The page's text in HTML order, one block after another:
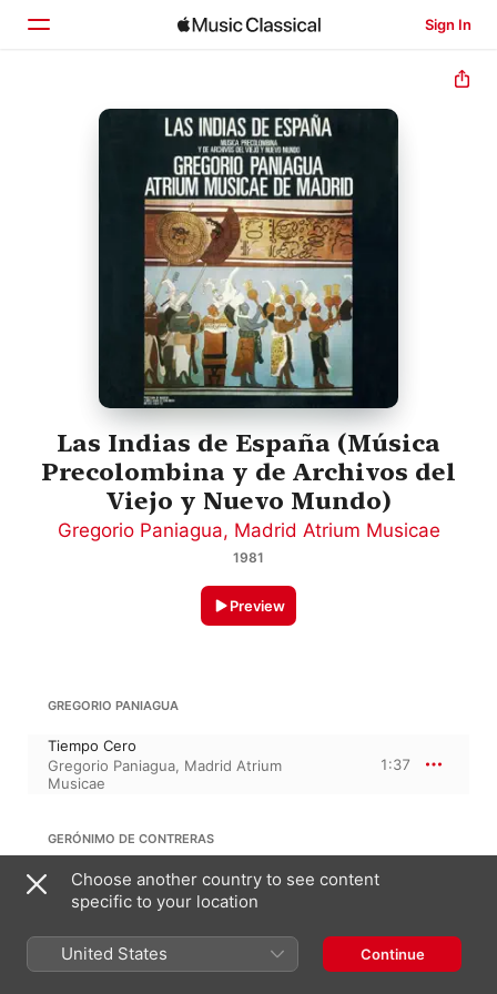
Sign In
Home
Las Indias de España (Música
Precolombina y de Archivos del
Viejo y Nuevo Mundo)
Gregorio Paniagua, Madrid Atrium Musicae
1981
Preview
GREGORIO PANIAGUA
Tiempo Cero
Gregorio Paniagua, Madrid Atrium
Musicae
1:37
GERÓNIMO DE CONTRERAS
Las Indias I
Madrid Atrium Musicae,Gregorio
Paniagua
MELCHOR MARÍA MERCADO
Choose another country to see content
specific to your location
United States Continue